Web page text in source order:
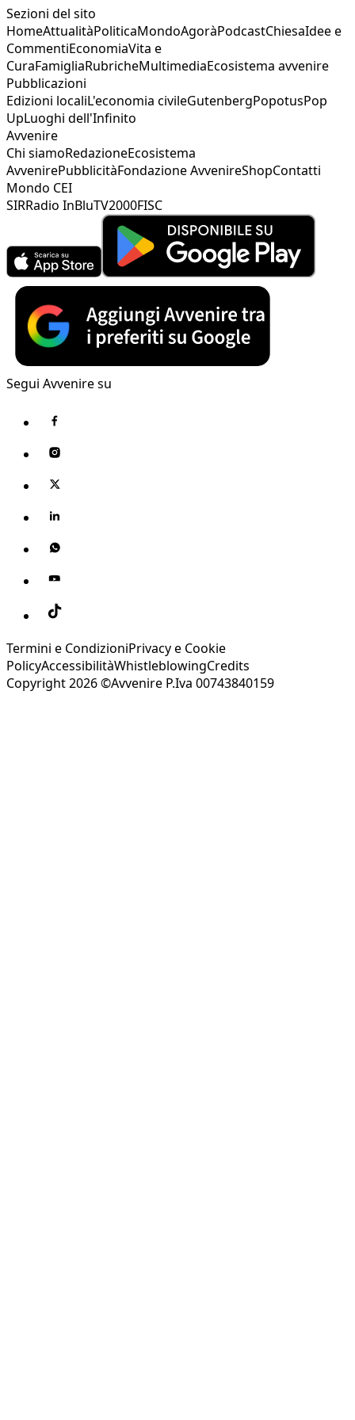
Sezioni del sito
HomeAttualitàPoliticaMondoAgoràPodcastChiesaIdee e
CommentiEconomiaVita e
CuraFamigliaRubricheMultimediaEcosistema avvenire
Pubblicazioni
Edizioni localiL'economia civileGutenbergPopotusPop
UpLuoghi dell'Infinito
Avvenire
Chi siamoRedazioneEcosistema
AvvenirePubblicitàFondazione AvvenireShopContatti
Mondo CEI
SIRRadio InBluTV2000FISC
Segui Avvenire su
Termini e CondizioniPrivacy e Cookie
PolicyAccessibilitàWhistleblowingCredits
Copyright 2026 ©Avvenire P.Iva 00743840159